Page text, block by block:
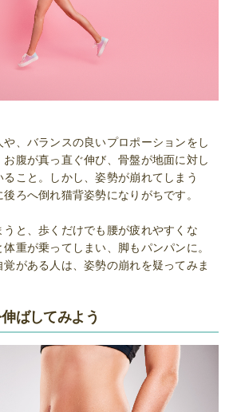
、バランスの良いプロポーションをし
腹が真っ直ぐ伸び、骨盤が地面に対し
こと。しかし、姿勢が崩れてしまう
ろへ倒れ猫背姿勢になりがちです。
と、歩くだけでも腰が疲れやすくな
重が乗ってしまい、脚もパンパンに。
がある人は、姿勢の崩れを疑ってみま
ばしてみよう